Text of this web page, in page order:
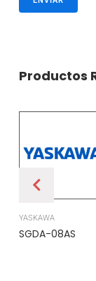
Productos
YASKAWA
SGDA-08AS